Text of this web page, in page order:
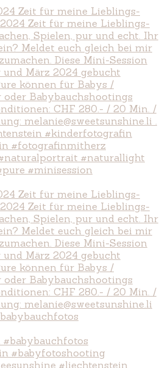
Zeit für meine Lieblings-
Zeit für meine Lieblings-